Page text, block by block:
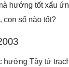
hướng tốt xấu
con số nào tốt?
hướng Tây tứ